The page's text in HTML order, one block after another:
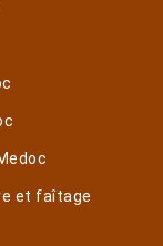
et faîtage